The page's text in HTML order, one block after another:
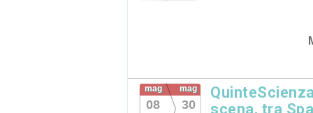
mag
08
mag
30
scena, tra